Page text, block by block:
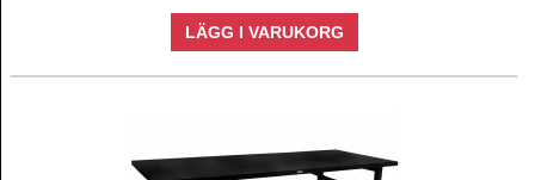
LÄGG I VARUKORG